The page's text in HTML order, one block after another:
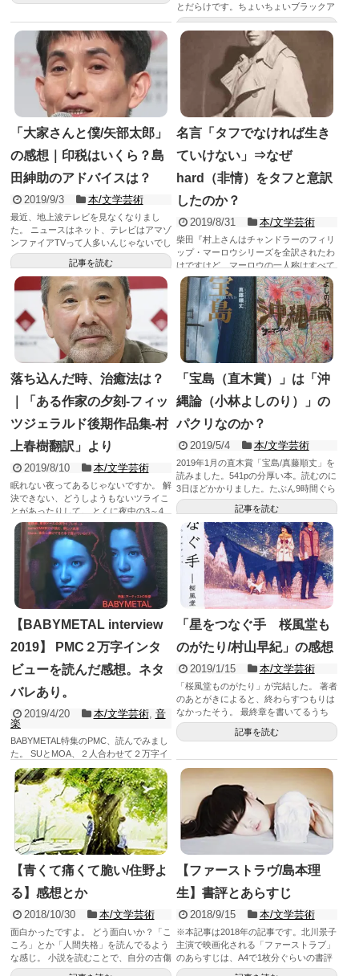
とだらけです。ちょいちょいブラックア
ウトして翌日覚えてない。...
「大家さんと僕/矢部太郎」
の感想｜印税はいくら？島
田紳助のアドバイスは？
2019/9/3 本/文学芸術
最近、地上波テレビを見なくなりまし
た。 ニュースはネット、テレビはアマゾ
ンファイアTVって人多いんじゃないでし
ょうか。 この本が10...
記事を読む
名言「タフでなければ生き
ていけない」⇒なぜ
hard（非情）をタフと意訳
したのか？
2019/8/31 本/文学芸術
柴田『村上さんはチャンドラーのフィリ
ップ・マーロウシリーズを全訳されたわ
けですけど、マーロウの一人称はすべて
「私」ですか？』...
記事を読む
落ち込んだ時、治癒法は？
｜「ある作家の夕刻-フィッ
ツジェラルド後期作品集-村
上春樹翻訳」より
2019/8/10 本/文学芸術
眠れない夜ってあるじゃないですか。 解
決できない、どうしようもないツライこ
とがあったりして。 とくに夜中の3～4
時ごろにトイレで起き...
記事を読む
「宝島（直木賞）」は「沖
縄論（小林よしのり）」の
パクリなのか？
2019/5/4 本/文学芸術
2019年1月の直木賞「宝島/真藤順丈」を
読みました。541pの分厚い本。読むのに
3日ほどかかりました。たぶん9時間ぐら
いかな。 ...
記事を読む
【BABYMETAL interview
2019】 PMC２万字インタ
ビューを読んだ感想。ネタ
バレあり。
2019/4/20 本/文学芸術, 音
楽
BABYMETAL特集のPMC、読んでみまし
た。 SUとMOA、２人合わせて２万字イ
ンタビュ。 知りたかったのは、第８章で
新メンバー...
記事を読む
「星をつなぐ手 桜風堂も
のがたり/村山早紀」の感想
2019/1/15 本/文学芸術
「桜風堂ものがたり」が完結した。 著者
のあとがきによると、終わらすつもりは
なかったそう。 最終章を書いてるうち
に、「ああ、これはお話...
記事を読む
【青くて痛くて脆い/住野よ
る】感想とか
2018/10/30 本/文学芸術
面白かったですよ。 どう面白いか？「こ
ころ」とか「人間失格」を読んでるよう
な感じ。 小説を読むことで、自分の古傷
をえぐられちゃう。恥...
【ファーストラヴ/島本理
生】書評とあらすじ
2018/9/15 本/文学芸術
※本記事は2018年の記事です。北川景子
主演で映画化される「ファーストラブ」
のあらすじは、A4で1枚分ぐらいの書評
の後に書いてます。あら...